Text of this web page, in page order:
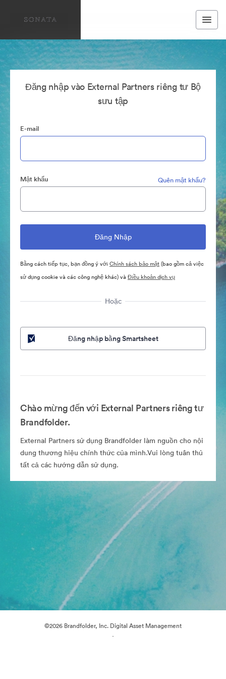
Đăng nhập vào External Partners riêng tư Bộ
sưu tập
E-mail
Mật khẩu Quên mật khẩu?
Bằng cách tiếp tục, bạn đồng ý với Chính sách bảo mật(bao gồm cả việc
sử dụng cookie và các công nghệ khác) và Điều khoản dịch vụ
Hoặc
Đăng nhập bằng Smartsheet
Chào mừng đến với External Partners riêng tư
Brandfolder.
External Partners sử dụng Brandfolder làm nguồn cho nội
dung thương hiệu chính thức của mình.Vui lòng tuân thủ
tất cả các hướng dẫn sử dụng.
©2026 Brandfolder, Inc. Digital Asset Management
·